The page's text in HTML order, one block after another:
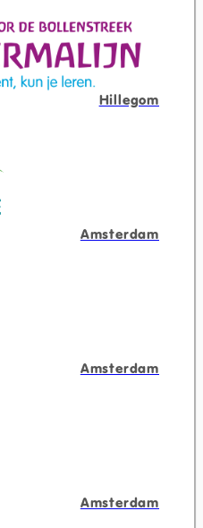
Hillegom
Amsterdam
Amsterdam
Amsterdam